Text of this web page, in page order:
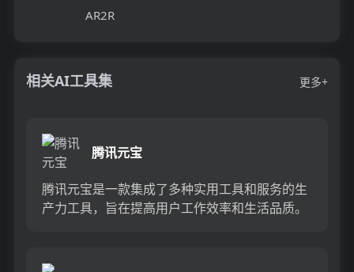
AR2R
相关AI工具集 更多+
腾讯元宝
腾讯元宝是一款集成了多种实用工具和服务的生
产力工具，旨在提高用户工作效率和生活品质。